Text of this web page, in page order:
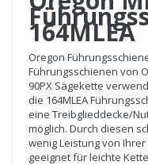
164MLEA
Oregon
Führungsschienen von
90PX Sägekette
die 164MLEA
eine Treibglieddecke/
möglich. Durch diesen
wenig Leistung von
geeignet für leichte